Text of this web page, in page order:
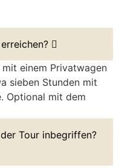
einem Privatwagen
sieben Stunden mit
Optional mit dem
Tour inbegriffen?